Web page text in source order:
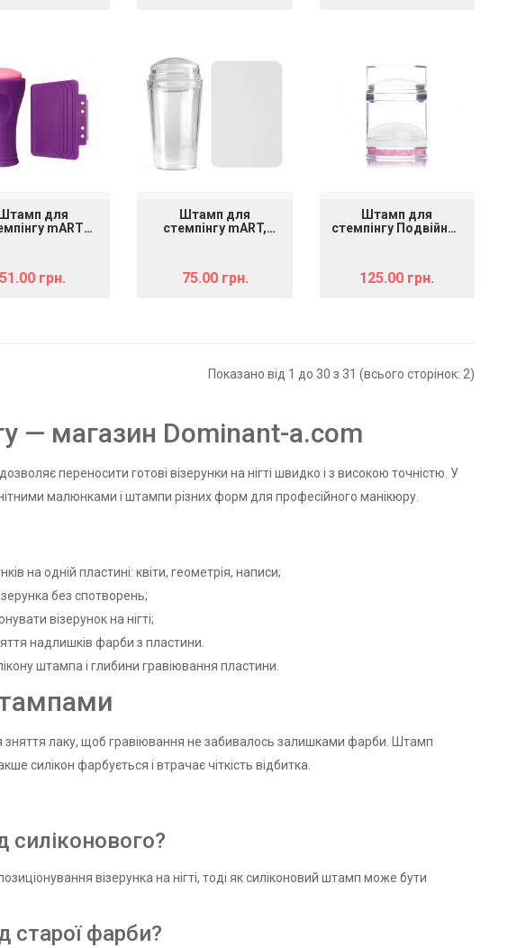
Штамп для
mART
51.00 грн.
Штамп для
стемпінгу mART,
75.00 грн.
Штамп для
стемпінгу Подвійний
125.00 грн.
Показано від 1 до 30 з 31 (всього сторінок: 2)
— магазин Dominant-a.com
переносити готові візерунки на нігті швидко і з високою точністю. У
малюнками і штампи різних форм для професійного манікюру.
на одній пластині: квіти, геометрія, написи;
без спотворень;
візерунок на нігті;
надлишків фарби з пластини.
штампа і глибини гравіювання пластини.
лаку, щоб гравіювання не забивалось залишками фарби. Штамп
силікон фарбується і втрачає чіткість відбитка.
силіконового?
візерунка на нігті, тоді як силіконовий штамп може бути
старої фарби?